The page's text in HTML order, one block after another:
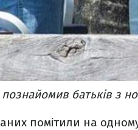
батьків з
помітили на